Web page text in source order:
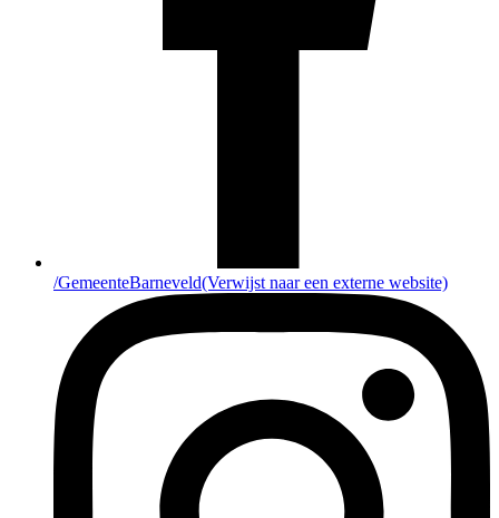
/GemeenteBarneveld(Verwijst naar een externe website)